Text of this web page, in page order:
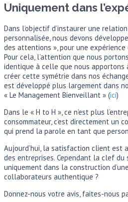
Uniquement dans
Dans l’objectif d’instaurer une
personnalisée, nous devons
des attentions », pour une
Pour cela, l’attention que nous
identique à celle que nous
créer cette symétrie dans nos
est développé plus largement dans
« Le Management Bienveillant » (ici)
Dans le « H to H », ce n’est plus
consommateur, c’est directement un
qui prend la parole en tant que
Aujourd’hui, la satisfaction client est
des entreprises. Cependant la clef
uniquement dans la construction
collaborateurs authentique ?
Donnez-nous votre avis, faites-nous